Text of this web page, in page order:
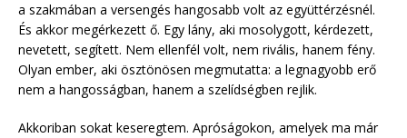
a szakmában a versengés hangosabb volt az együttérzésnél.
És akkor megérkezett ő. Egy lány, aki mosolygott, kérdezett,
nevetett, segített. Nem ellenfél volt, nem rivális, hanem fény.
Olyan ember, aki ösztönösen megmutatta: a legnagyobb erő
nem a hangosságban, hanem a szelídségben rejlik.
Akkoriban sokat keseregtem. Apróságokon, amelyek ma már